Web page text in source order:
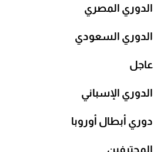
الدوري المصري
الدوري السعودي
عاجل
الدوري الإسباني
دوري أبطال أوروبا
المحترفين